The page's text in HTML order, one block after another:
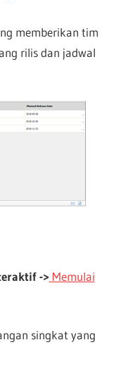
memberikan tim
rilis dan jadwal
-> Memulai
singkat yang